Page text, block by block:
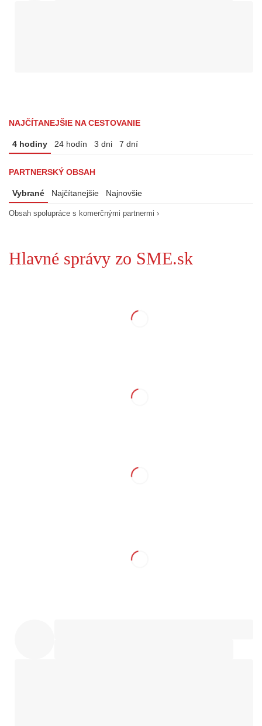
NAJČÍTANEJŠIE NA CESTOVANIE
4 hodiny 24 hodín 3 dni 7 dní
PARTNERSKÝ OBSAH
Vybrané Najčítanejšie Najnovšie
Obsah spolupráce s komerčnými partnermi ›
Hlavné správy zo SME.sk